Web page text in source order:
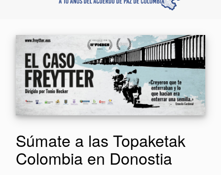
Súmate a las Topaketak
Colombia en Donostia